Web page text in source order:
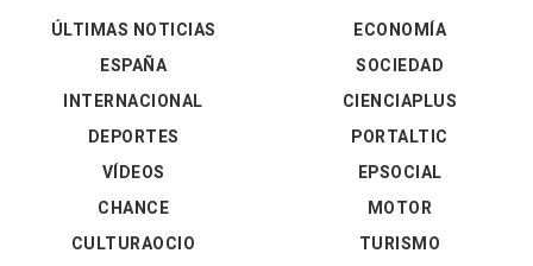
ÚLTIMAS NOTICIAS
ESPAÑA
INTERNACIONAL
DEPORTES
VÍDEOS
ECONOMÍA
SOCIEDAD
CIENCIAPLUS
PORTALTIC
EPSOCIAL
CHANCE
CULTURAOCIO
MOTOR
TURISMO